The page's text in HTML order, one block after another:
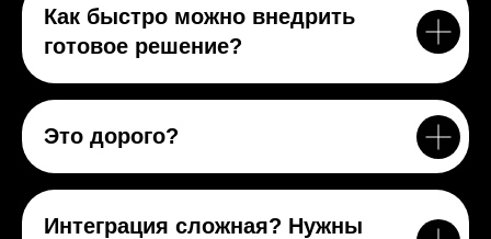
Как быстро можно внедрить
готовое решение?
Это дорого?
Интеграция сложная? Нужны